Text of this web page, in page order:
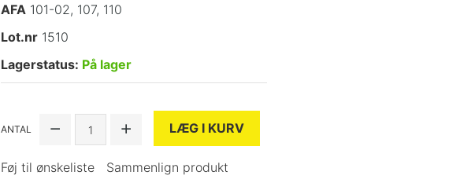
AFA 101-02, 107, 110
Lot.nr 1510
Lagerstatus: På lager
ANTAL LÆG I KURV
Føj til ønskeliste Sammenlign produkt